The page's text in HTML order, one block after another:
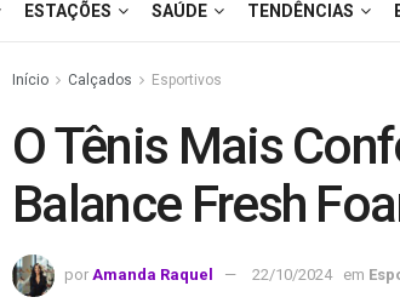
ESTAÇÕES SAÚDE TENDÊNCIAS
Início Calçados Esportivos
O Tênis Mais
Balance Fresh
por Amanda Raquel 22/10/2024 em